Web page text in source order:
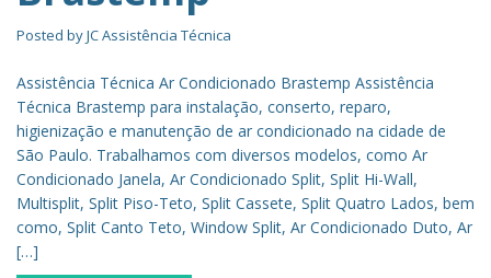
Posted byJC Assistência Técnica
Assistência Técnica Ar Condicionado Brastemp Assistência
Técnica Brastemp para instalação, conserto, reparo,
higienização e manutenção de ar condicionado na cidade de
São Paulo. Trabalhamos com diversos modelos, como Ar
Condicionado Janela, Ar Condicionado Split, Split Hi-Wall,
Multisplit, Split Piso-Teto, Split Cassete, Split Quatro Lados, bem
como, Split Canto Teto, Window Split, Ar Condicionado Duto, Ar
[…]